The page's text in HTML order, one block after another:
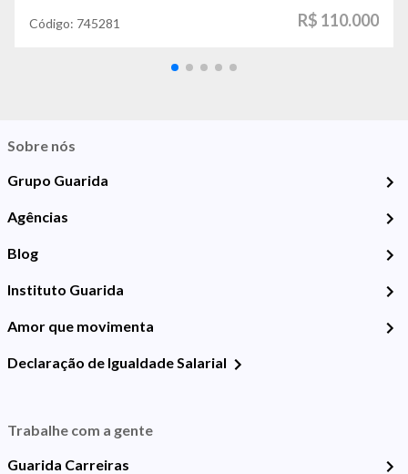
Código: 745281 R$ 110.000
Sobre nós
Grupo Guarida
Agências
Blog
Instituto Guarida
Amor que movimenta
Declaração de Igualdade Salarial
Trabalhe com a gente
Guarida Carreiras